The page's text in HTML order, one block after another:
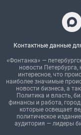
Контактные данные
«Фонтанка» —
новости
интересное, что
наиболее значимые
новости бизнеса, а
Политика и власть,
финансы и работа,
которые освещает
политическое
аудитория — лидеры